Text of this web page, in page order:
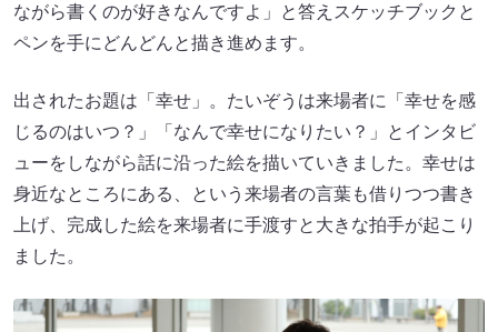
ながら書くのが好きなんですよ」と答えスケッチブックと
ペンを手にどんどんと描き進めます。
出されたお題は「幸せ」。たいぞうは来場者に「幸せを感
じるのはいつ？」「なんで幸せになりたい？」とインタビ
ューをしながら話に沿った絵を描いていきました。幸せは
身近なところにある、という来場者の言葉も借りつつ書き
上げ、完成した絵を来場者に手渡すと大きな拍手が起こり
ました。